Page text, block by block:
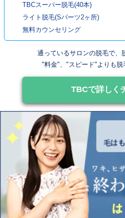
TBCスーパー脱毛(40本)
ライト脱毛(Sパーツ2ヶ所)
無料カウンセリング
通っているサロンの脱毛で、
"料金"、"スピード"よりも脱
TBCで詳しく